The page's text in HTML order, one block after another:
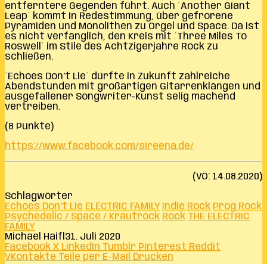
entferntere Gegenden führt. Auch ´Another Giant
Leap´ kommt in Redestimmung, über gefrorene
Pyramiden und Monolithen zu Orgel und Space. Da ist
es nicht verfänglich, den Kreis mit ´Three Miles To
Roswell´ im Stile des Achtzigerjahre Rock zu
schließen.
´Echoes Don’t Lie´ dürfte in Zukunft zahlreiche
Abendstunden mit großartigen Gitarrenklängen und
ausgefallener Songwriter-Kunst selig machend
vertreiben.
(8 Punkte)
https://www.facebook.com/sireena.de/
(VÖ: 14.08.2020)
Schlagwörter
Echoes Don't Lie ELECTRIC FAMILY Indie Rock Prog Rock
Psychedelic / Space / Krautrock Rock THE ELECTRIC
FAMILY
Michael Haifl 31. Juli 2020
Facebook X LinkedIn Tumblr Pinterest Reddit
VKontakte Teile per E-Mail Drucken